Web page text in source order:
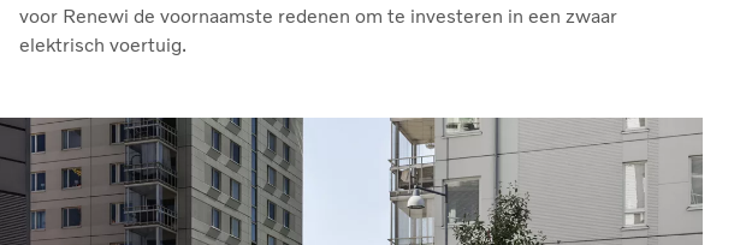
voor Renewi de voornaamste redenen om te investeren in een zwaar
elektrisch voertuig.